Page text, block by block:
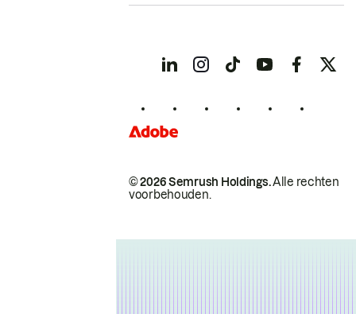
© 2026 Semrush Holdings.Alle rechten
voorbehouden.